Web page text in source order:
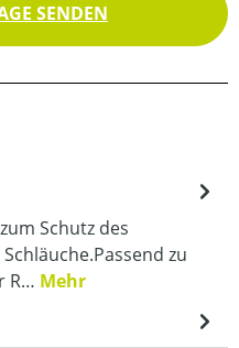
SENDEN
Schutz des
zu
R… Mehr